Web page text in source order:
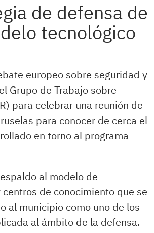
de defensa de
tecnológico
europeo sobre seguridad y
Grupo de Trabajo sobre
para celebrar una reunión de
para conocer de cerca el
en torno al programa
al modelo de
de conocimiento que se
al municipio como uno de los
al ámbito de la defensa.